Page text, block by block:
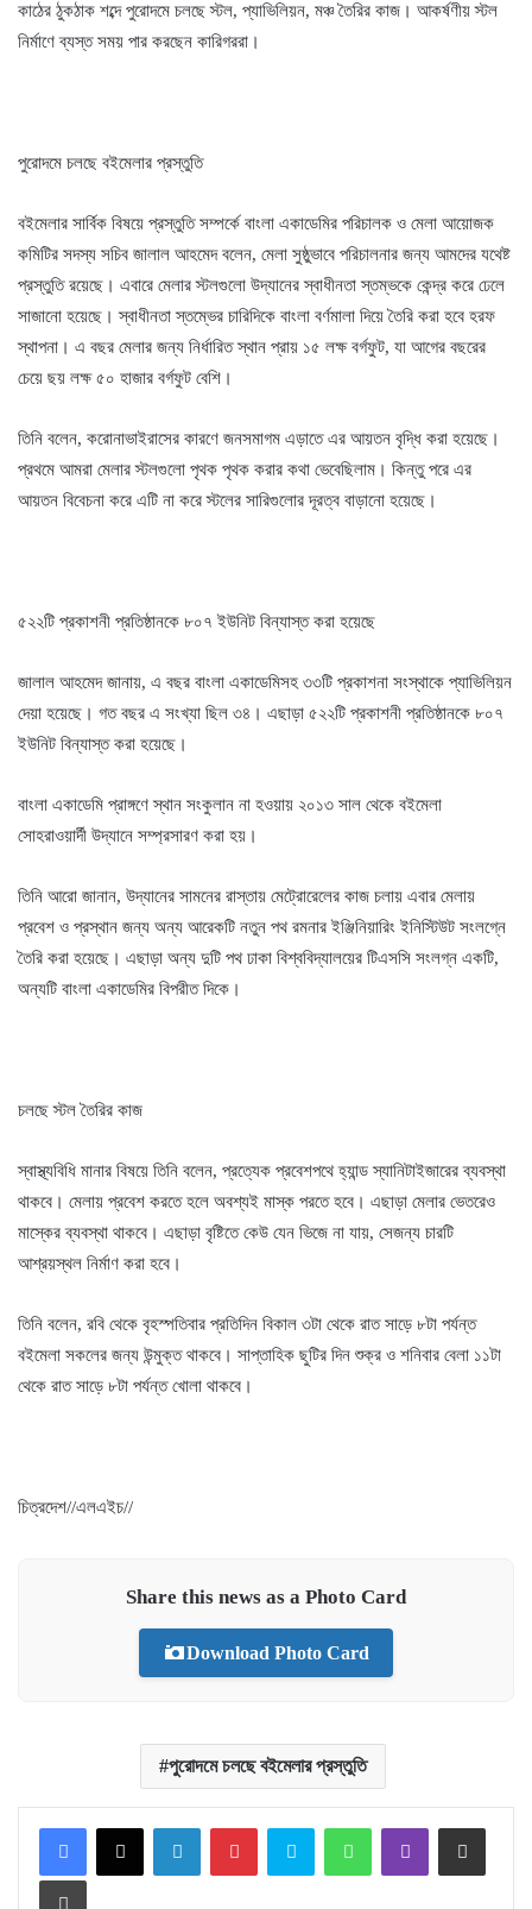
কাঠের ঠুকঠাক শব্দে পুরোদমে চলছে স্টল, প্যাভিলিয়ন, মঞ্চ তৈরির কাজ। আকর্ষণীয় স্টল
নির্মাণে ব্যস্ত সময় পার করছেন কারিগররা।
পুরোদমে চলছে বইমেলার প্রস্তুতি
বইমেলার সার্বিক বিষয়ে প্রস্তুতি সম্পর্কে বাংলা একাডেমির পরিচালক ও মেলা আয়ােজক
কমিটির সদস্য সচিব জালাল আহমেদ বলেন, মেলা সুষ্ঠুভাবে পরিচালনার জন্য আমদের যথেষ্ট
প্রস্তুতি রয়েছে। এবারে মেলার স্টলগুলো উদ্যানের স্বাধীনতা স্তম্ভকে কেন্দ্র করে ঢেলে
সাজানো হয়েছে। স্বাধীনতা স্তম্ভের চারিদিকে বাংলা বর্ণমালা দিয়ে তৈরি করা হবে হরফ
স্থাপনা। এ বছর মেলার জন্য নির্ধারিত স্থান প্রায় ১৫ লক্ষ বর্গফুট, যা আগের বছরের
চেয়ে ছয় লক্ষ ৫০ হাজার বর্গফুট বেশি।
তিনি বলেন, করোনাভাইরাসের কারণে জনসমাগম এড়াতে এর আয়তন বৃদ্ধি করা হয়েছে।
প্রথমে আমরা মেলার স্টলগুলো পৃথক পৃথক করার কথা ভেবেছিলাম। কিন্তু পরে এর
আয়তন বিবেচনা করে এটি না করে স্টলের সারিগুলোর দূরত্ব বাড়ানো হয়েছে।
৫২২টি প্রকাশনী প্রতিষ্ঠানকে ৮০৭ ইউনিট বিন্যাস্ত করা হয়েছে
জালাল আহমেদ জানায়, এ বছর বাংলা একাডেমিসহ ৩৩টি প্রকাশনা সংস্থাকে প্যাভিলিয়ন
দেয়া হয়েছে। গত বছর এ সংখ্যা ছিল ৩৪। এছাড়া ৫২২টি প্রকাশনী প্রতিষ্ঠানকে ৮০৭
ইউনিট বিন্যাস্ত করা হয়েছে।
বাংলা একাডেমি প্রাঙ্গণে স্থান সংকুলান না হওয়ায় ২০১৩ সাল থেকে বইমেলা
সােহরাওয়ার্দী উদ্যানে সম্প্রসারণ করা হয়।
তিনি আরো জানান, উদ্যানের সামনের রাস্তায় মেট্রোরেলের কাজ চলায় এবার মেলায়
প্রবেশ ও প্রস্থান জন্য অন্য আরেকটি নতুন পথ রমনার ইঞ্জিনিয়ারিং ইনিস্টিউট সংলগ্নে
তৈরি করা হয়েছে। এছাড়া অন্য দুটি পথ ঢাকা বিশ্ববিদ্যালয়ের টিএসসি সংলগ্ন একটি,
অন্যটি বাংলা একাডেমির বিপরীত দিকে।
চলছে স্টল তৈরির কাজ
স্বাস্থ্যবিধি মানার বিষয়ে তিনি বলেন, প্রত্যেক প্রবেশপথে হ্যান্ড স্যানিটাইজারের ব্যবস্থা
থাকবে। মেলায় প্রবেশ করতে হলে অবশ্যই মাস্ক পরতে হবে। এছাড়া মেলার ভেতরেও
মাস্কের ব্যবস্থা থাকবে। এছাড়া বৃষ্টিতে কেউ যেন ভিজে না যায়, সেজন্য চারটি
আশ্রয়স্থল নির্মাণ করা হবে।
তিনি বলেন, রবি থেকে বৃহস্পতিবার প্রতিদিন বিকাল ৩টা থেকে রাত সাড়ে ৮টা পর্যন্ত
বইমেলা সকলের জন্য উন্মুক্ত থাকবে। সাপ্তাহিক ছুটির দিন শুক্র ও শনিবার বেলা ১১টা
থেকে রাত সাড়ে ৮টা পর্যন্ত খােলা থাকবে।
চিত্রদেশ//এলএইচ//
Share this news as a Photo Card
Download Photo Card
পুরোদমে চলছে বইমেলার প্রস্তুতি
X